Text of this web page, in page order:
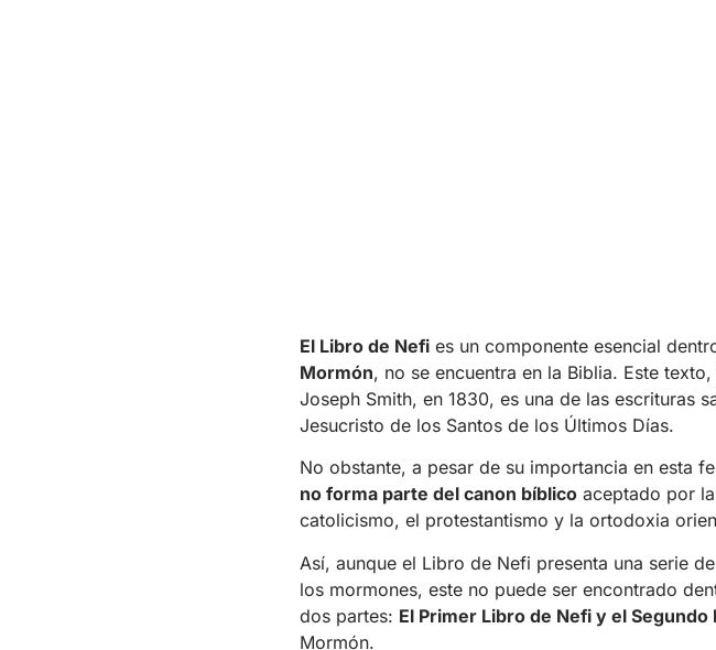
El Libro de Nefi es un componente esencial
Mormón, no se encuentra en la Biblia. Este
Joseph Smith, en 1830, es una de las escrituras
Jesucristo de los Santos de los Últimos Días.
No obstante, a pesar de su importancia en esta
no forma parte del canon bíblico aceptado por
catolicismo, el protestantismo y la ortodoxia
Así, aunque el Libro de Nefi presenta una serie
los mormones, este no puede ser encontrado
dos partes: El Primer Libro de Nefi y el Segundo
Mormón.